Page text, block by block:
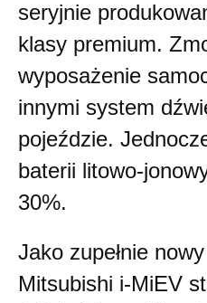
seryjnie
klasy premium.
wyposażenie
innymi system
pojeździe.
baterii litowo-
30%.
Jako zupełnie
Mitsubishi i-MiEV